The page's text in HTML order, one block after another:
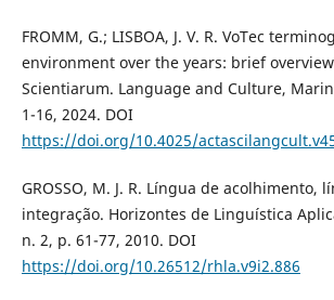
FROMM, G.; LISBOA, J. V. R. VoTec
environment over the years: brief
Scientiarum. Language and Culture,
1-16, 2024. DOI
https://doi.org/10.4025/
GROSSO, M. J. R. Língua de acolhimento,
integração. Horizontes de Linguística
n. 2, p. 61-77, 2010. DOI
https://doi.org/10.26512/rhla.v9i2.886